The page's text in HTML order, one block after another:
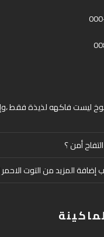
ليست فاكهه لذيذة فقط
أمن ؟
إضافة المزيد من التوت